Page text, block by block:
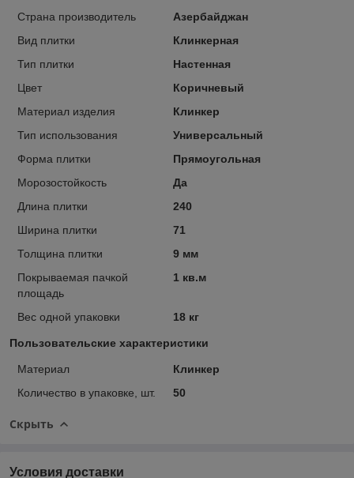
Страна производитель
Азербайджан
Вид плитки
Клинкерная
Тип плитки
Настенная
Цвет
Коричневый
Материал изделия
Клинкер
Тип использования
Универсальный
Форма плитки
Прямоугольная
Морозостойкость
Да
Длина плитки
240
Ширина плитки
71
Толщина плитки
9 мм
Покрываемая пачкой
площадь
1 кв.м
Вес одной упаковки 18 кг
Пользовательские характеристики
Материал
Клинкер
Количество в упаковке, шт.
50
Скрыть
Условия доставки